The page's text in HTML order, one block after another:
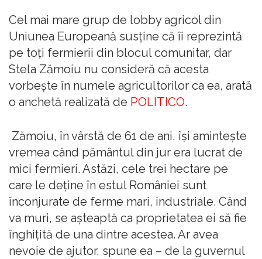
Cel mai mare grup de lobby agricol din
Uniunea Europeană susține că îi reprezintă
pe toți fermierii din blocul comunitar, dar
Stela Zămoiu nu consideră că acesta
vorbește în numele agricultorilor ca ea, arată
o anchetă realizată de POLITICO.
Zămoiu, în vârstă de 61 de ani, își amintește
vremea când pământul din jur era lucrat de
mici fermieri. Astăzi, cele trei hectare pe
care le deține în estul României sunt
înconjurate de ferme mari, industriale. Când
va muri, se așteaptă ca proprietatea ei să fie
înghițită de una dintre acestea. Ar avea
nevoie de ajutor, spune ea – de la guvernul